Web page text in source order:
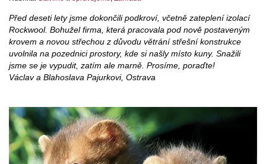
Před deseti lety jsme dokončili podkroví, včetně zateplení izolací
Rockwool. Bohužel firma, která pracovala pod nově postaveným
krovem a novou střechou z důvodu větrání střešní konstrukce
uvolnila na pozednici prostory, kde si našly místo kuny. Snažili
jsme se je vypudit, zatím ale marně. Prosíme, poraďte!
Václav a Blahoslava Pajurkovi, Ostrava